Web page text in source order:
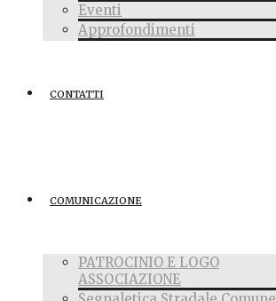
Eventi
Approfondimenti
CONTATTI
COMUNICAZIONE
PATROCINIO E LOGO
ASSOCIAZIONE